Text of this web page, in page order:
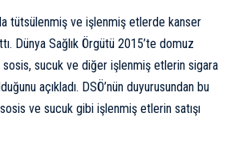
tütsülenmiş ve işlenmiş etlerde kanser
Dünya Sağlık Örgütü 2015’te domuz
sosis, sucuk ve diğer işlenmiş etlerin sigara
açıkladı. DSÖ’nün duyurusundan bu
ve sucuk gibi işlenmiş etlerin satışı